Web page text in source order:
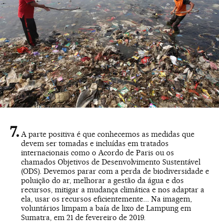
A parte positiva é que conhecemos as medidas que
devem ser tomadas e incluídas em tratados
internacionais como o Acordo de Paris ou os
chamados Objetivos de Desenvolvimento Sustentável
(ODS). Devemos parar com a perda de biodiversidade e
poluição do ar, melhorar a gestão da água e dos
recursos, mitigar a mudança climática e nos adaptar a
ela, usar os recursos eficientemente... Na imagem,
voluntários limpam a baía de lixo de Lampung em
Sumatra, em 21 de fevereiro de 2019.